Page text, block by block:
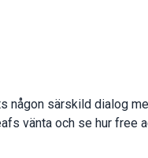
någon särskild dialog
vänta och se hur free